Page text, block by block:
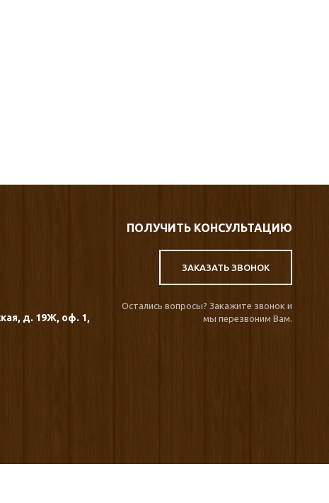
д. 19Ж, оф. 1,
ПОЛУЧИТЬ КОНСУЛЬТАЦИЮ
ЗАКАЗАТЬ ЗВОНОК
Остались вопросы? Закажите звонок и
мы перезвоним Вам.